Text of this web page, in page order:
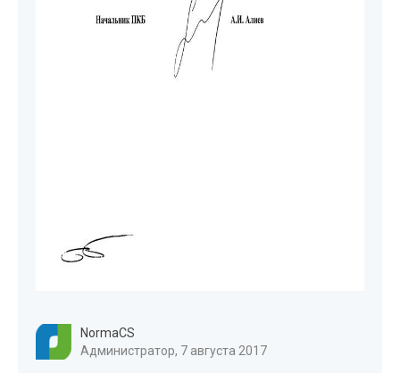
NormaCS
Администратор, 7 августа 2017